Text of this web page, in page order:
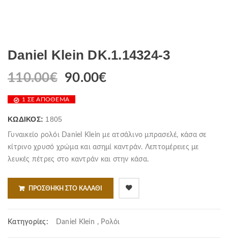
Daniel Klein DK.1.14324-3
110.00€ 90.00€
1 ΣΕ ΑΠΌΘΕΜΑ
ΚΩΔΙΚΌΣ: 1805
Γυναικείο ρολόι Daniel Klein με ατσάλινο μπρασελέ, κάσα σε
κίτρινο χρυσό χρώμα και ασημί καντράν. Λεπτομέρειες με
λευκές πέτρες στο καντράν και στην κάσα.
ΠΡΟΣΘΉΚΗ ΣΤΟ ΚΑΛΆΘΙ
Κατηγορίες: Daniel Klein , Ρολόι